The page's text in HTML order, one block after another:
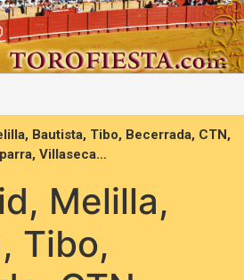
Bautista, Tibo, Becerrada, CTN,
Villaseca…
Melilla,
Tibo,